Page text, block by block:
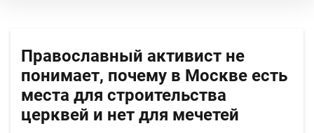
Православный активист не
понимает, почему в Москве есть
места для строительства
церквей и нет для мечетей